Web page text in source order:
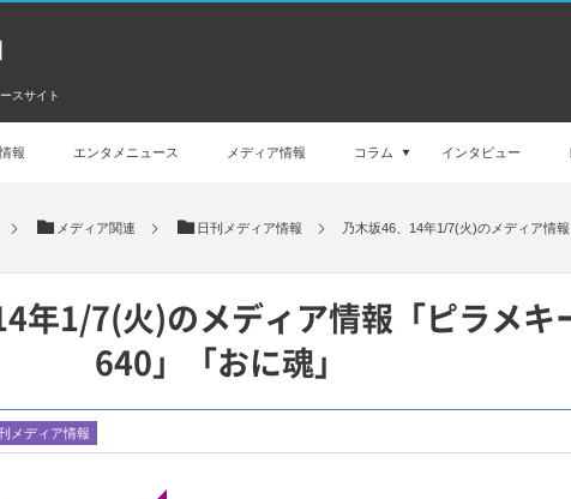
スサイト
報 エンタメニュース メディア情報 コラム インタビュー
メディア関連 日刊メディア情報 乃木坂46、14年1/7(火)のメディア情
年1/7(火)のメディア情報「ピラメキ
640」「おに魂」
メディア情報